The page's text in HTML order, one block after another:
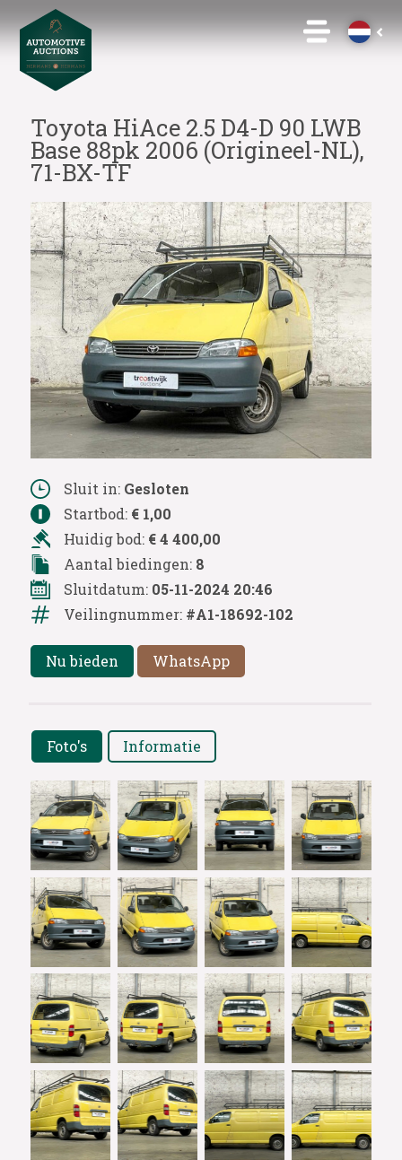
Toyota HiAce 2.5 D4-D 90 LWB
Base 88pk 2006 (Origineel-NL),
71-BX-TF
Sluit in: Gesloten
Startbod: € 1,00
Huidig bod: € 4 400,00
Aantal biedingen: 8
Sluitdatum: 05-11-2024 20:46
Veilingnummer: #A1-18692-102
Nu bieden WhatsApp
Foto's Informatie